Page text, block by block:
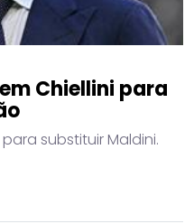
Chiellini para
substituir Maldini.